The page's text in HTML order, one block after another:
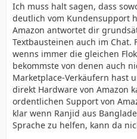
Ich muss halt sagen, dass
deutlich vom Kundensupport
Amazon antwortet dir
Textbausteinen auch im
wenns immer die gleichen
bekommste von denen auch
Marketplace-Verkäufern hast
direkt Hardware von Amazon
ordentlichen Support von
klar wenn Ranjid aus
Sprache zu helfen, kann da